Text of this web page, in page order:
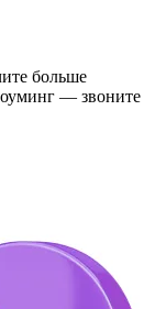
больше
— звоните